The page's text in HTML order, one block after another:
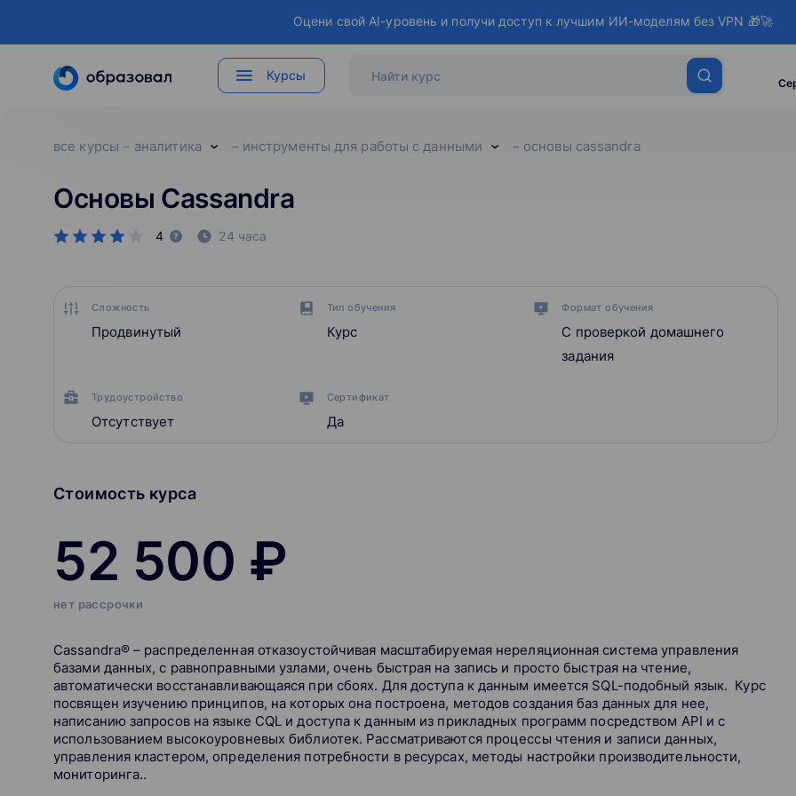
Оцени свой AI-уровень и получи доступ к лучшим ИИ-моделям без VPN 🎁🚀
Курсы
все курсы аналитика инструменты для работы с данными основы cassandra
Основы Cassandra
4 24 часа
Сложность
Продвинутый
Тип обучения
Курс
Формат обучения
С проверкой домашнего
задания
Трудоустройство
Отсутствует
Сертификат
Да
Стоимость курса
52 500 ₽
нет рассрочки
Cassandra® – распределенная отказоустойчивая масштабируемая нереляционная система управления
базами данных, с равноправными узлами, очень быстрая на запись и просто быстрая на чтение,
автоматически восстанавливающаяся при сбоях. Для доступа к данным имеется SQL-подобный язык. Курс
посвящен изучению принципов, на которых она построена, методов создания баз данных для нее,
написанию запросов на языке CQL и доступа к данным из прикладных программ посредством API и с
использованием высокоуровневых библиотек. Рассматриваются процессы чтения и записи данных,
управления кластером, определения потребности в ресурсах, методы настройки производительности,
мониторинга..